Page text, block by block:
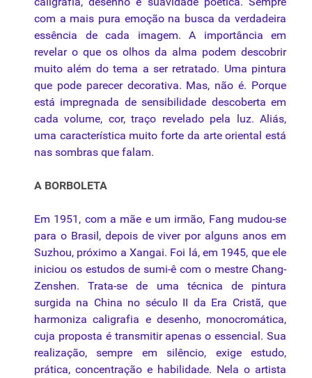
com a mais pura emoção na busca da verdadeira
essência de cada imagem. A importância em
revelar o que os olhos da alma podem descobrir
muito além do tema a ser retratado. Uma pintura
que pode parecer decorativa. Mas, não é. Porque
está impregnada de sensibilidade descoberta em
cada volume, cor, traço revelado pela luz. Aliás,
uma característica muito forte da arte oriental está
nas sombras que falam.
A BORBOLETA
Em 1951, com a mãe e um irmão, Fang mudou-se
para o Brasil, depois de viver por alguns anos em
Suzhou, próximo a Xangai. Foi lá, em 1945, que ele
iniciou os estudos de sumi-ê com o mestre Chang-
Zenshen. Trata-se de uma técnica de pintura
surgida na China no século II da Era Cristã, que
harmoniza caligrafia e desenho, monocromática,
cuja proposta é transmitir apenas o essencial. Sua
realização, sempre em silêncio, exige estudo,
prática, concentração e habilidade. Nela o artista